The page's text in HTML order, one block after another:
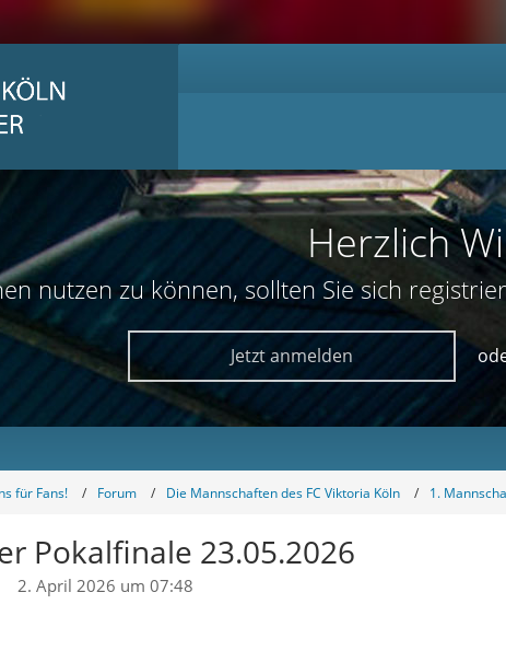
Herzlich
nutzen zu können, sollten Sie sich
Jetzt anmelden
für Fans! Forum Die Mannschaften des FC Viktoria Köln 1.
Pokalfinale 23.05.2026
2. April 2026 um 07:48